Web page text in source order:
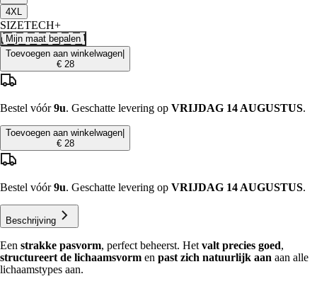
4XL
SIZETECH+
Mijn maat bepalen
Toevoegen aan winkelwagen
€ 28
Bestel vóór9u. Geschatte levering op VRIJDAG 14 AUGUSTUS.
Toevoegen aan winkelwagen
€ 28
Bestel vóór9u. Geschatte levering op VRIJDAG 14 AUGUSTUS.
Beschrijving
Een strakke pasvorm, perfect beheerst. Het valt precies goed,
structureert de lichaamsvorm en past zich natuurlijk aan aan alle
lichaamstypes aan.